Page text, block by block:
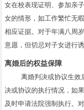
女在校表现证明、参加亲
女的情形，如工作繁忙无
相应证据。对于年满八周
意愿，但切忌对子女进行诱
离婚后的权益保障
离婚判决或协议生效
决或协议的执行情况，如
及时申请法院强制执行。